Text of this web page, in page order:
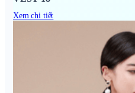
Xem chi tiết